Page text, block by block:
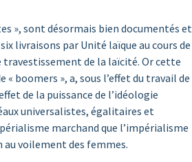
», sont désormais bien documentés et
livraisons par Unité laïque au cours de
travestissement de la laïcité. Or cette
boomers », a, sous l’effet du travail de
de la puissance de l’idéologie
universalistes, égalitaires et
marchand que l’impérialisme
voilement des femmes.